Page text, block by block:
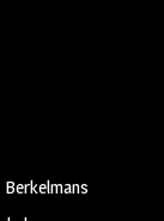
Berkelmans